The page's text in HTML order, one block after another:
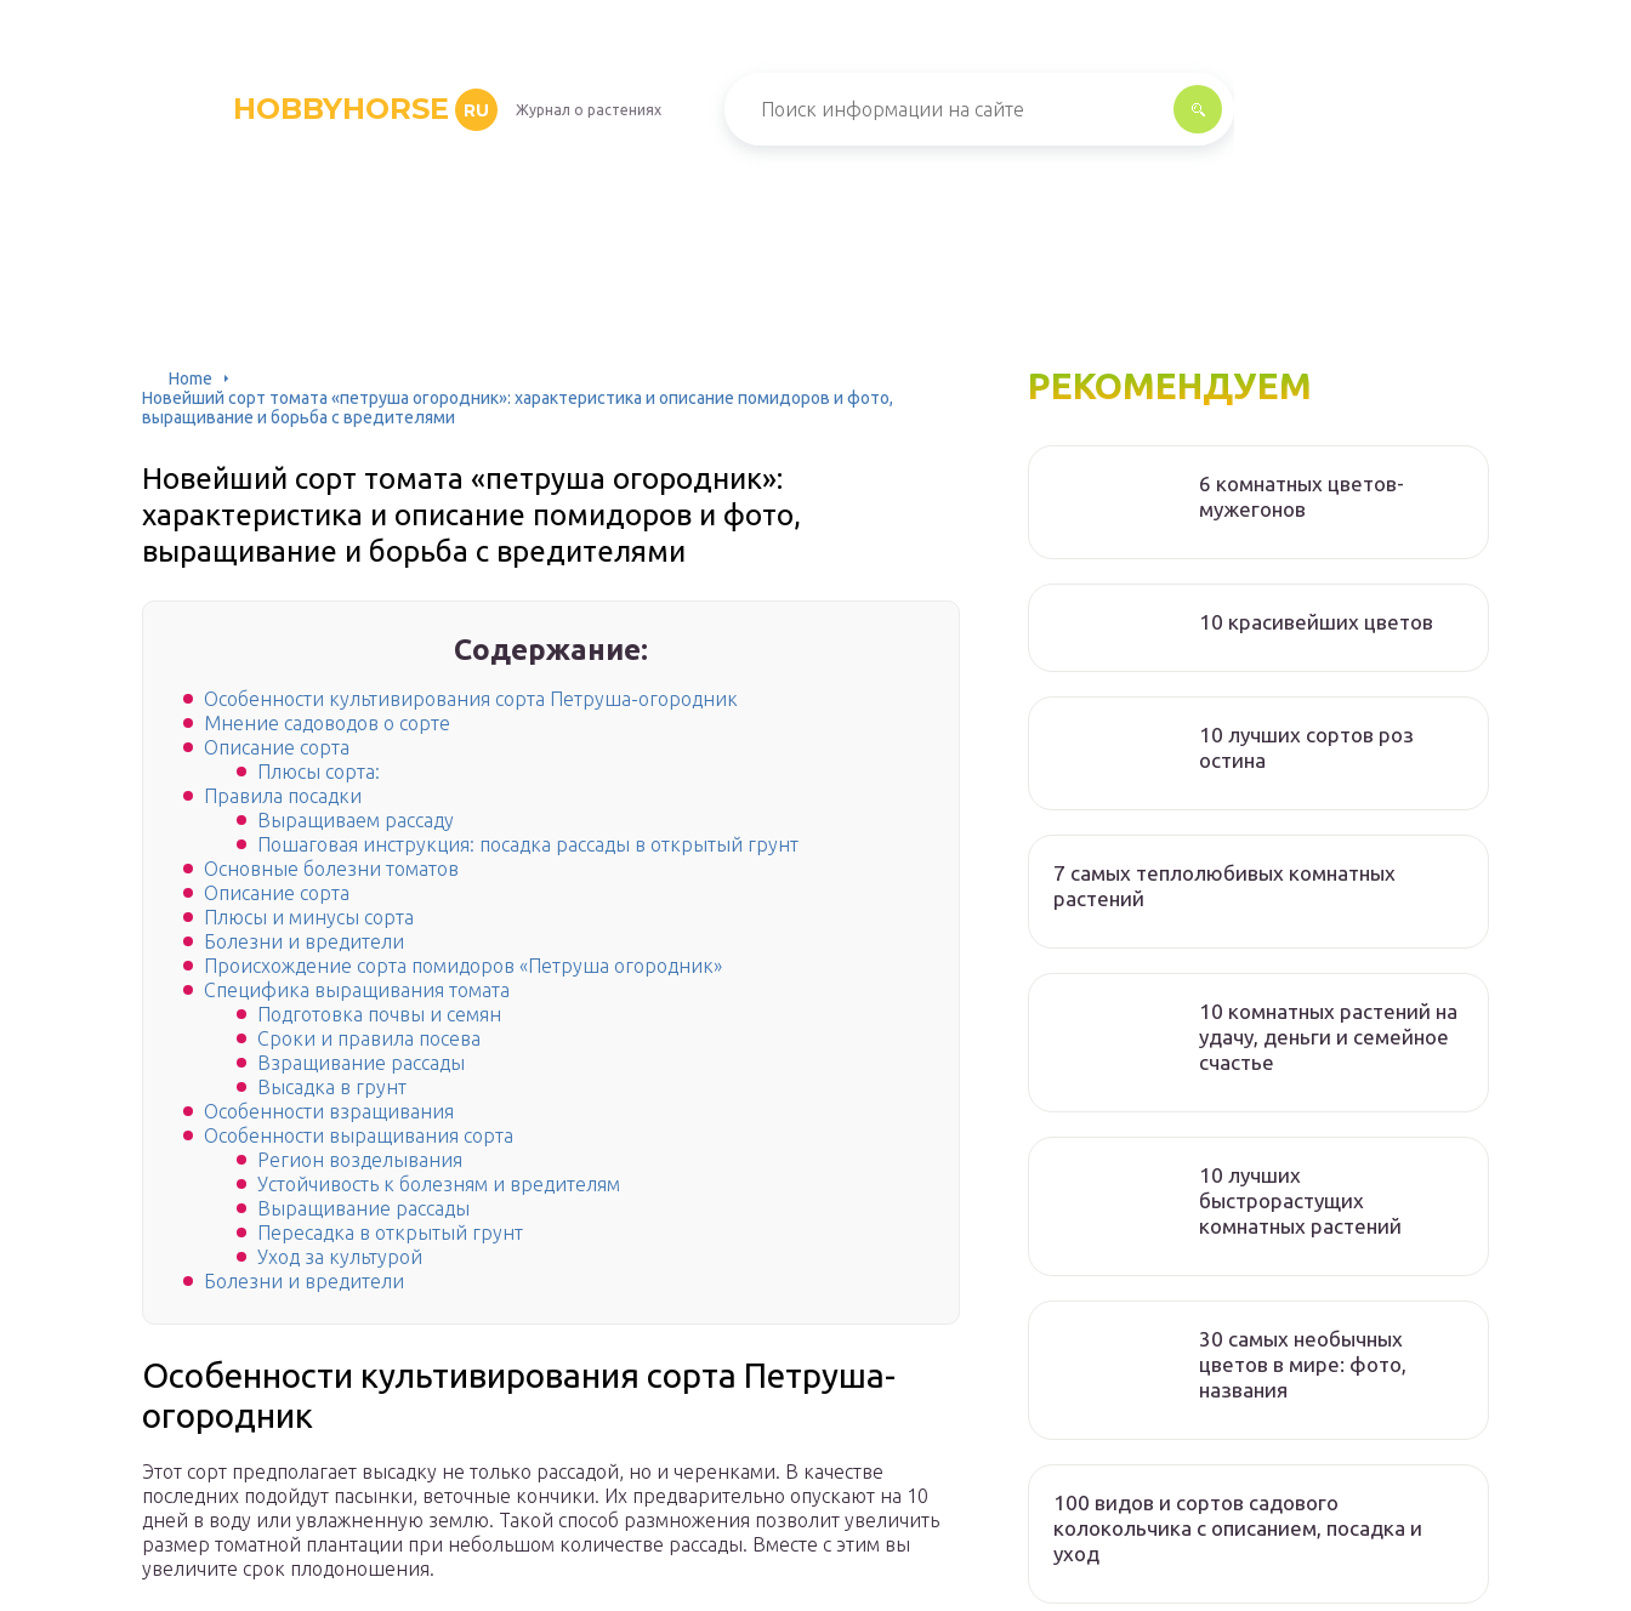
HOBBYHORSE RU Журнал о растениях
Home
Новейший сорт томата «петруша огородник»: характеристика и описание помидоров и фото,
выращивание и борьба с вредителями
Новейший сорт томата «петруша огородник»:
характеристика и описание помидоров и фото,
выращивание и борьба с вредителями
Содержание:
Особенности культивирования сорта Петруша-огородник
Мнение садоводов о сорте
Описание сорта
Плюсы сорта:
Правила посадки
Выращиваем рассаду
Пошаговая инструкция: посадка рассады в открытый грунт
Основные болезни томатов
Описание сорта
Плюсы и минусы сорта
Болезни и вредители
Происхождение сорта помидоров «Петруша огородник»
Специфика выращивания томата
Подготовка почвы и семян
Сроки и правила посева
Взращивание рассады
Высадка в грунт
Особенности взращивания
Особенности выращивания сорта
Регион возделывания
Устойчивость к болезням и вредителям
Выращивание рассады
Пересадка в открытый грунт
Уход за культурой
Болезни и вредители
Особенности культивирования сорта Петруша-
огородник
Этот сорт предполагает высадку не только рассадой, но и черенками. В качестве
последних подойдут пасынки, веточные кончики. Их предварительно опускают на 10
дней в воду или увлажненную землю. Такой способ размножения позволит увеличить
размер томатной плантации при небольшом количестве рассады. Вместе с этим вы
увеличите срок плодоношения.
РЕКОМЕНДУЕМ
6 комнатных цветов-
мужегонов
10 красивейших цветов
10 лучших сортов роз
остина
7 самых теплолюбивых комнатных
растений
10 комнатных растений на
удачу, деньги и семейное
счастье
10 лучших
быстрорастущих
комнатных растений
30 самых необычных
цветов в мире: фото,
названия
100 видов и сортов садового
колокольчика с описанием, посадка и
уход